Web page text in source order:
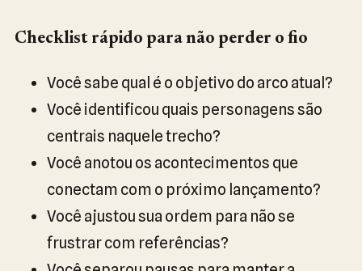
Checklist rápido para não perder o fio
Você sabe qual é o objetivo do arco atual?
Você identificou quais personagens são
centrais naquele trecho?
Você anotou os acontecimentos que
conectam com o próximo lançamento?
Você ajustou sua ordem para não se
frustrar com referências?